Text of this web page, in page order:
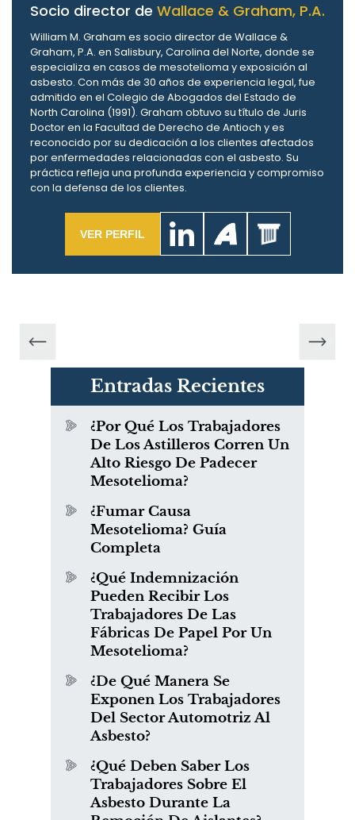
Socio director de Wallace & Graham, P.A.
William M. Graham es socio director de Wallace &
Graham, P.A. en Salisbury, Carolina del Norte, donde se
especializa en casos de mesotelioma y exposición al
asbesto. Con más de 30 años de experiencia legal, fue
admitido en el Colegio de Abogados del Estado de
North Carolina (1991). Graham obtuvo su título de Juris
Doctor en la Facultad de Derecho de Antioch y es
reconocido por su dedicación a los clientes afectados
por enfermedades relacionadas con el asbesto. Su
práctica refleja una profunda experiencia y compromiso
con la defensa de los clientes.
VER PERFIL
Entradas Recientes
¿Por Qué Los Trabajadores
De Los Astilleros Corren Un
Alto Riesgo De Padecer
Mesotelioma?
¿Fumar Causa
Mesotelioma? Guía
Completa
¿Qué Indemnización
Pueden Recibir Los
Trabajadores De Las
Fábricas De Papel Por Un
Mesotelioma?
¿De Qué Manera Se
Exponen Los Trabajadores
Del Sector Automotriz Al
Asbesto?
¿Qué Deben Saber Los
Trabajadores Sobre El
Asbesto Durante La